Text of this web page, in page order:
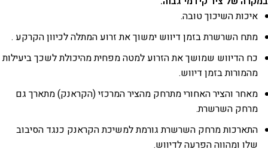
איכות השיכוך טובה.
מתח השרשרת בזמן דיווש ימשוך את זרוע המתלה לכיוון הקרקע .
כח הדיווש שמושך את הזרוע למטה מפחית מהיכולת לשכך ביעילות
מהמורות בזמן דיווש.
מאחר והציר האחורי מתרחק מהציר המרכזי (הקראנק) מתארך גם
מרחק השרשרת.
התארכות מרחק השרשרת גורמת למשיכת הקראנק כנגד הסיבוב
שלו ומהווה הפרעה לדיווש.